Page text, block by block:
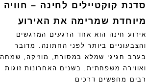
סדנת קוקטיילים לחינה – חוויה
מיוחדת שמרימה את האירוע
אירוע חינה הוא אחד הרגעים המרגשים
והצבעוניים ביותר לפני החתונה. מדובר
בערב חגיגי שמלא במסורת, מוזיקה, שמחה
ואווירה משפחתית. בשנים האחרונות זוגות
רבים מחפשים דרכים